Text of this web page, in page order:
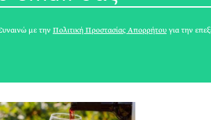
ΑΝΝΑ
με την Πολιτική Προστασίας Απορρήτου για την